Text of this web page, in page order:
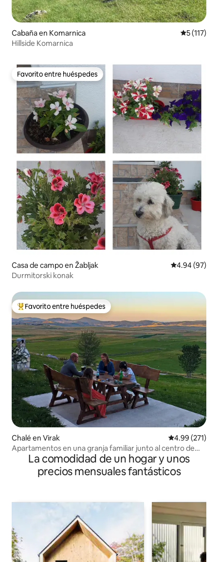
Cabaña en Komarnica
5 (117)
Hillside Komarnica
Favorito entre huéspedes
Favorito entre huéspedes
Casa de campo en Žabljak Calificación
4.94 (97)
Durmitorski konak
Favorito entre huéspedes preferido
Favorito entre huéspedes
Chalé en Virak Calificación
4.99 (271)
Apartamentos en una granja familiar junto al centro de
esquí Durmitor
La comodidad de un hogar y unos
precios mensuales fantásticos